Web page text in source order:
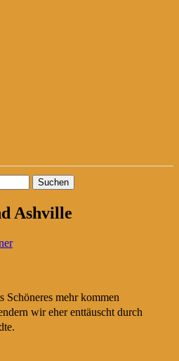
Ashville
Schöneres mehr kommen
wir eher enttäuscht durch